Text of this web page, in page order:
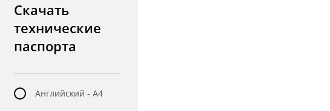
Скачать
технические
паспорта
Английский - A4